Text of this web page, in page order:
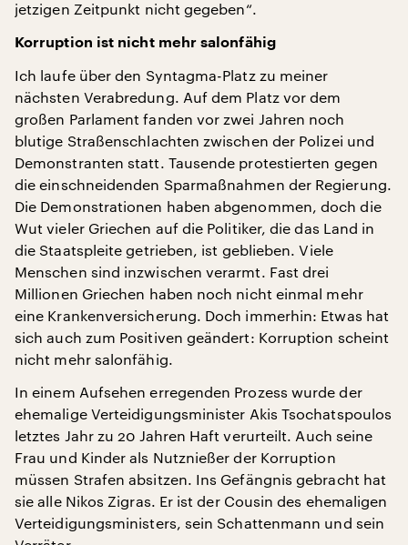
jetzigen Zeitpunkt nicht gegeben“.
Korruption ist nicht mehr salonfähig
Ich laufe über den Syntagma-Platz zu meiner
nächsten Verabredung. Auf dem Platz vor dem
großen Parlament fanden vor zwei Jahren noch
blutige Straßenschlachten zwischen der Polizei und
Demonstranten statt. Tausende protestierten gegen
die einschneidenden Sparmaßnahmen der Regierung.
Die Demonstrationen haben abgenommen, doch die
Wut vieler Griechen auf die Politiker, die das Land in
die Staatspleite getrieben, ist geblieben. Viele
Menschen sind inzwischen verarmt. Fast drei
Millionen Griechen haben noch nicht einmal mehr
eine Krankenversicherung. Doch immerhin: Etwas hat
sich auch zum Positiven geändert: Korruption scheint
nicht mehr salonfähig.
In einem Aufsehen erregenden Prozess wurde der
ehemalige Verteidigungsminister Akis Tsochatspoulos
letztes Jahr zu 20 Jahren Haft verurteilt. Auch seine
Frau und Kinder als Nutznießer der Korruption
müssen Strafen absitzen. Ins Gefängnis gebracht hat
sie alle Nikos Zigras. Er ist der Cousin des ehemaligen
Verteidigungsministers, sein Schattenmann und sein